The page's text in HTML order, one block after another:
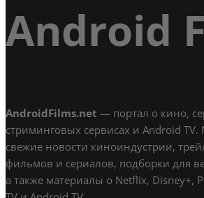
Android
AndroidFilms.net — портал о кино,
стриминговых сервисах и Android
свежие новости киноиндустрии,
фильмов и сериалов, подборки для
а также материалы о Netflix, Disney+,